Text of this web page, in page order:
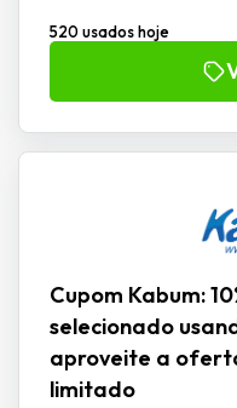
520 usados hoje
Cupom Kabum:
selecionado
aproveite a
limitado